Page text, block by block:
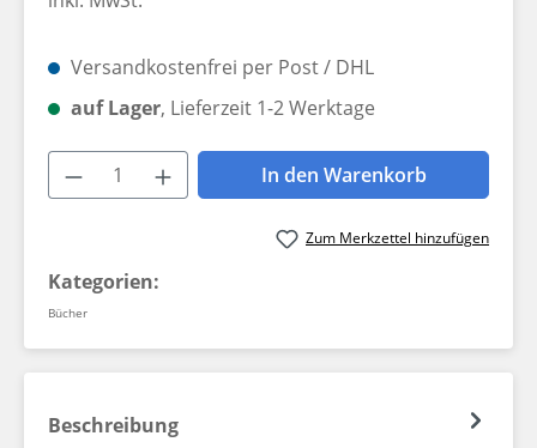
Versandkostenfrei per Post / DHL
auf Lager, Lieferzeit 1-2 Werktage
Produkt Anzahl: Gib den
In den Warenkorb
Zum Merkzettel hinzufügen
Kategorien:
Bücher
Beschreibung